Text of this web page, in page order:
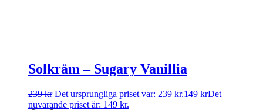
Solkräm – Sugary Vanillia
239kr Det ursprungliga priset var: 239 kr.149 krDet
nuvarande priset är: 149 kr.